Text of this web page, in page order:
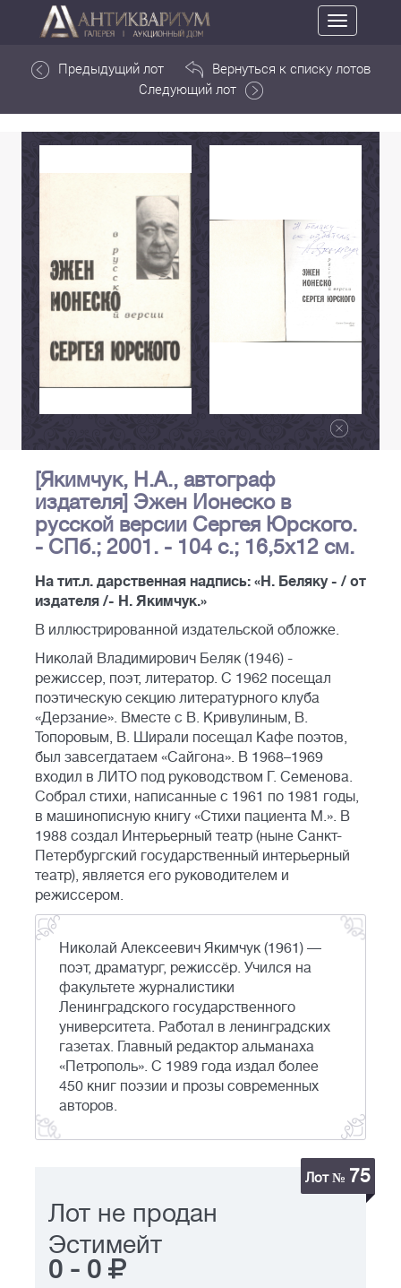
Toggle
navigation
Предыдущий лот
Вернуться к списку лотов
Следующий лот
[Якимчук, Н.А., автограф
издателя] Эжен Ионеско в
русской версии Сергея Юрского.
- СПб.; 2001. - 104 с.; 16,5х12 см.
На тит.л. дарственная надпись: «Н. Беляку - / от
издателя /- Н. Якимчук.»
В иллюстрированной издательской обложке.
Николай Владимирович Беляк (1946) -
режиссер, поэт, литератор. С 1962 посещал
поэтическую секцию литературного клуба
«Дерзание». Вместе с В. Кривулиным, В.
Топоровым, В. Ширали посещал Кафе поэтов,
был завсегдатаем «Сайгона». В 1968–1969
входил в ЛИТО под руководством Г. Семенова.
Собрал стихи, написанные с 1961 по 1981 годы,
в машинописную книгу «Стихи пациента М.». В
1988 создал Интерьерный театр (ныне Санкт-
Петербургский государственный интерьерный
театр), является его руководителем и
режиссером.
Николай Алексеевич Якимчук (1961) —
поэт, драматург, режиссёр. Учился на
факультете журналистики
Ленинградского государственного
университета. Работал в ленинградских
газетах. Главный редактор альманаха
«Петрополь». С 1989 года издал более
450 книг поэзии и прозы современных
авторов.
Лот № 75
Лот не продан
Эстимейт
0 - 0